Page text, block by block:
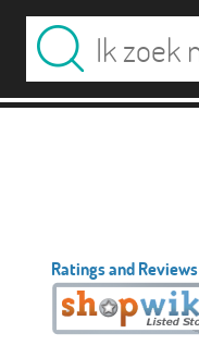
Ratings and Reviews